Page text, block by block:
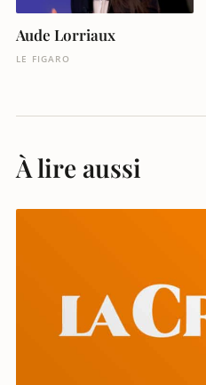
Aude Lorriaux
LE FIGARO
À lire aussi